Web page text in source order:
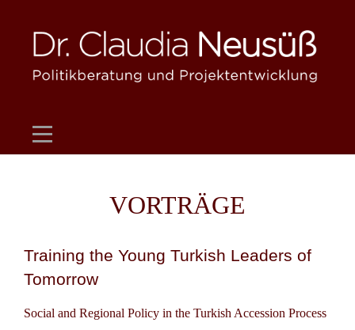
content
VORTRÄGE
Training the Young Turkish Leaders of
Tomorrow
Social and Regional Policy in the Turkish Accession Process